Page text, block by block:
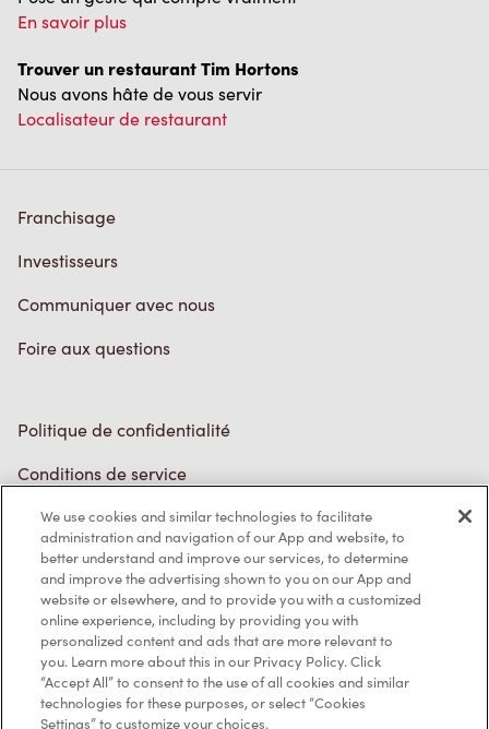
Localisateur de restaurant
Franchisage
Communiquer avec nous
Foire aux questions
Politique de confidentialité
Marques de commerce
Accessibilité
Diagnostic
Contactez-nous
TM & © Tim Hortons, 2023
We use cookies and similar technologies to facilitate
administration and navigation of our App and website, to
better understand and improve our services, to determine
and improve the advertising shown to you on our App and
website or elsewhere, and to provide you with a customized
online experience, including by providing you with
personalized content and ads that are more relevant to
you. Learn more about this in our Privacy Policy. Click
“Accept All” to consent to the use of all cookies and similar
technologies for these purposes, or select “Cookies
Settings” to customize your choices.